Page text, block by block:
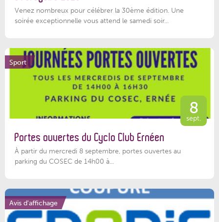
Venez nombreux pour célébrer la 30ème édition. Une
soirée exceptionnelle vous attend le samedi soir...
Sport
8
sept.
Portes ouvertes du Cyclo Club Ernéen
À partir du mercredi 8 septembre, portes ouvertes au
parking du COSEC de 14h00 à...
Avis d'affichage